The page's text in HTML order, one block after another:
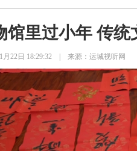
馆里过小年 传统
月22日 18:29:32 来源：运城视听网